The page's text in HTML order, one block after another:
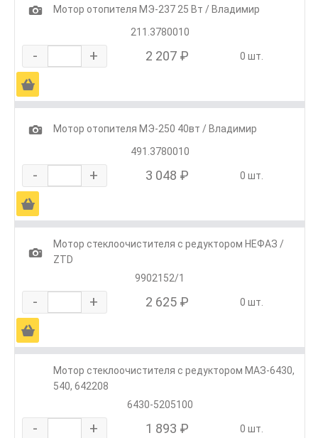
1
Мотор отопителя МЭ-237 25 Вт / Владимир
211.3780010
- + 2 207 ₽ 0 шт.
Ä
1
Мотор отопителя МЭ-250 40вт / Владимир
491.3780010
- + 3 048 ₽ 0 шт.
Ä
1
Мотор стеклоочистителя с редуктором НЕФАЗ /
ZTD
9902152/1
- + 2 625 ₽ 0 шт.
Ä
Мотор стеклоочистителя с редуктором МАЗ-6430,
540, 642208
6430-5205100
- + 1 893 ₽ 0 шт.